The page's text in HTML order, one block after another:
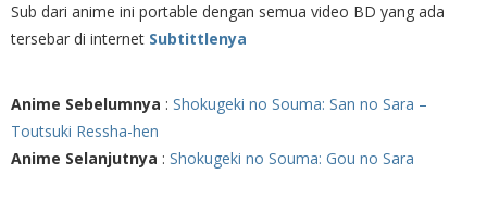
Sub dari anime ini portable dengan semua video BD yang ada
tersebar di internet Subtittlenya
Anime Sebelumnya : Shokugeki no Souma: San no Sara –
Toutsuki Ressha-hen
Anime Selanjutnya : Shokugeki no Souma: Gou no Sara